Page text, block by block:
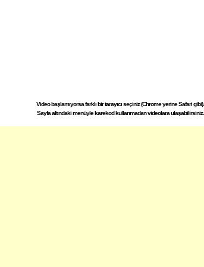
Video başlamıyorsa farklı bir tarayıcı seçiniz (Chrome yerine Safari gibi).
Sayfa altındaki menüyle karekod kullanmadan videolara ulaşabilirsiniz.